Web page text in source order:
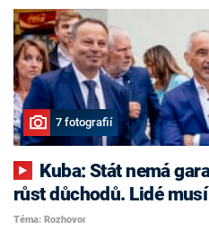
7 fotografií
růst důchodů. Lidé
Téma: Rozhovor